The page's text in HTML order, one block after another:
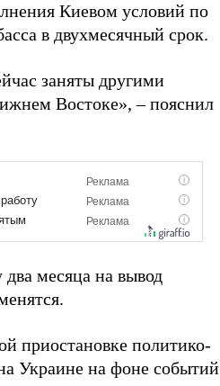
Киевом условий по
в двухмесячный срок.
заняты другими
Востоке», – пояснил
месяца на вывод
приостановке политико-
Украине на фоне событий